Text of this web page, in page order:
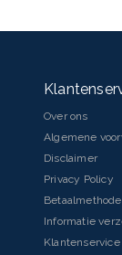
Over ons
Algemene
Disclaimer
Privacy Policy
Informatie